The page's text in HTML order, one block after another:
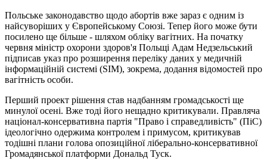
Польське законодавство щодо абортів вже зараз є одним із
найсуворіших у Європейському Союзі. Тепер його може бути
посилено ще більше - шляхом обліку вагітних. На початку
червня міністр охорони здоров'я Польщі Адам Недзельський
підписав указ про розширення переліку даних у медичній
інформаційній системі (SIM), зокрема, додання відомостей про
вагітність особи.
Перший проект рішення став надбанням громадськості ще
минулої осені. Вже тоді його нещадно критикували. Правляча
націонал-консервативна партія "Право і справедливість" (ПіС)
ідеологічно одержима контролем і примусом, критикував
тодішні плани голова опозиційної ліберально-консервативної
Громадянської платформи Дональд Туск.